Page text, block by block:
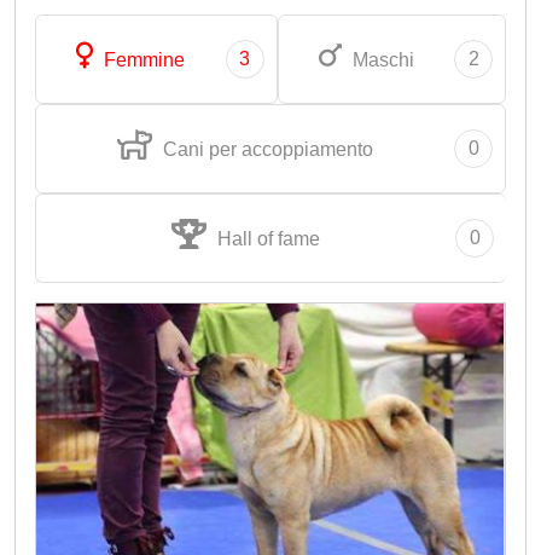
Femmine 3 Maschi 2
Cani per accoppiamento 0
Hall of fame 0